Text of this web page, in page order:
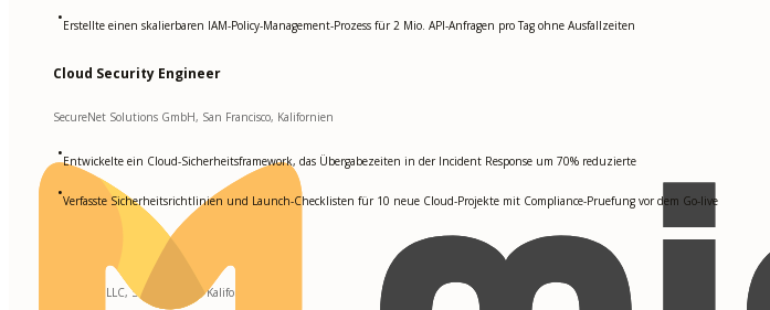
•Erstellte einen skalierbaren IAM-Policy-Management-Prozess für 2 Mio. API-Anfragen pro Tag ohne Ausfallzeiten
Cloud Security Engineer
SecureNet Solutions GmbH, San Francisco, Kalifornien
•Entwickelte ein Cloud-Sicherheitsframework, das Übergabezeiten in der Incident Response um 70% reduzierte
•Verfasste Sicherheitsrichtlinien und Launch-Checklisten für 10 neue Cloud-Projekte mit Compliance-Pruefung vor dem Go-live
Cloud Security Analyst
CyberFort LLC, San Francisco, Kalifornien